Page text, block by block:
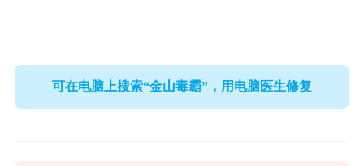
可在电脑上搜索“金山毒霸”，用电脑医生修复